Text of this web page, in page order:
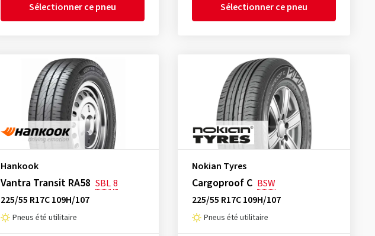
Sélectionner ce pneu Sélectionner ce pneu
Hankook
Vantra Transit RA58 SBL8
225/55 R17C 109H/107
Pneus été utilitaire
Nokian Tyres
Cargoproof C BSW
225/55 R17C 109H/107
Pneus été utilitaire